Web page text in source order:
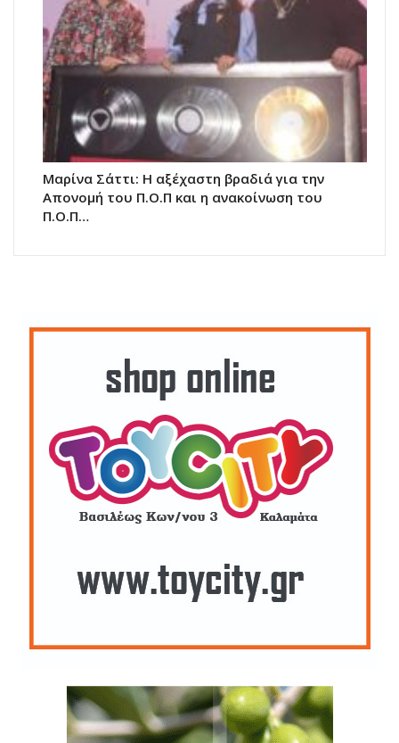
Μαρίνα Σάττι: Η αξέχαστη βραδιά για την
Απονομή του Π.Ο.Π και η ανακοίνωση του
Π.Ο.Π…